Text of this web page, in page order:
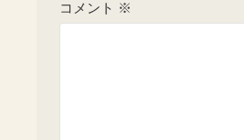
コメント ※